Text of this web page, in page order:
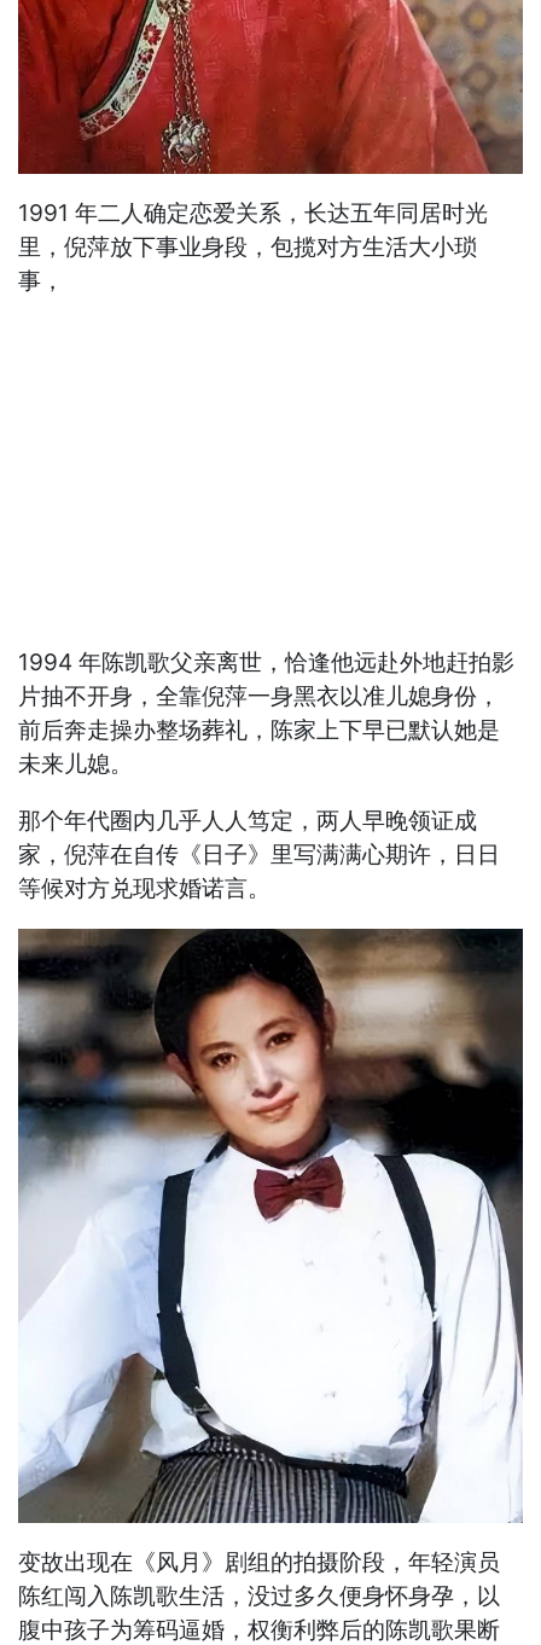
1991 年二人确定恋爱关系，长达五年同居时光
里，倪萍放下事业身段，包揽对方生活大小琐
事，
1994 年陈凯歌父亲离世，恰逢他远赴外地赶拍影
片抽不开身，全靠倪萍一身黑衣以准儿媳身份，
前后奔走操办整场葬礼，陈家上下早已默认她是
未来儿媳。
那个年代圈内几乎人人笃定，两人早晚领证成
家，倪萍在自传《日子》里写满满心期许，日日
等候对方兑现求婚诺言。
变故出现在《风月》剧组的拍摄阶段，年轻演员
陈红闯入陈凯歌生活，没过多久便身怀身孕，以
腹中孩子为筹码逼婚，权衡利弊后的陈凯歌果断